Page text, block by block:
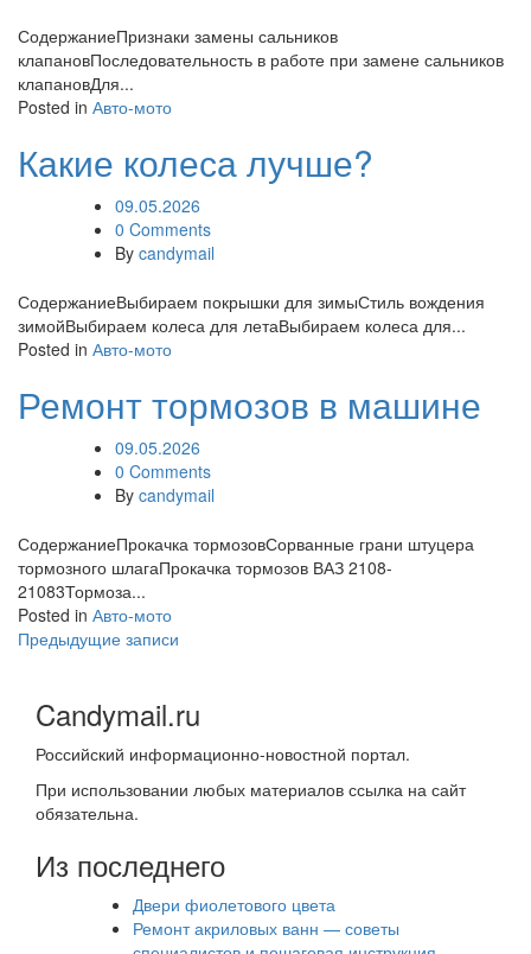
СодержаниеПризнаки замены сальников
клапановПоследовательность в работе при замене сальников
клапановДля...
Posted in Авто-мото
Какие колеса лучше?
09.05.2026
0 Comments
By candymail
СодержаниеВыбираем покрышки для зимыСтиль вождения
зимойВыбираем колеса для летаВыбираем колеса для...
Posted in Авто-мото
Ремонт тормозов в машине
09.05.2026
0 Comments
By candymail
СодержаниеПрокачка тормозовСорванные грани штуцера
тормозного шлагаПрокачка тормозов ВАЗ 2108-
21083Тормоза...
Posted in Авто-мото
Навигация
записям
Предыдущие записи
Candymail.ru
Российский информационно-новостной портал.
При использовании любых материалов ссылка на сайт
обязательна.
Из последнего
Двери фиолетового цвета
Ремонт акриловых ванн — советы